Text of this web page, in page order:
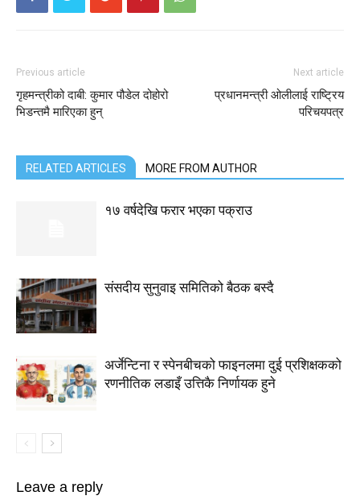
Previous article
गृहमन्त्रीको दाबी: कुमार पौडेल दोहोरो
भिडन्तमै मारिएका हुन्
Next article
प्रधानमन्त्री ओलीलाई राष्ट्रिय
परिचयपत्र
RELATED ARTICLES MORE FROM AUTHOR
१७ वर्षदेखि फरार भएका पक्राउ
संसदीय सुनुवाइ समितिको बैठक बस्दै
अर्जेन्टिना र स्पेनबीचको फाइनलमा दुई प्रशिक्षकको
रणनीतिक लडाइँ उत्तिकै निर्णायक हुने
Leave a reply